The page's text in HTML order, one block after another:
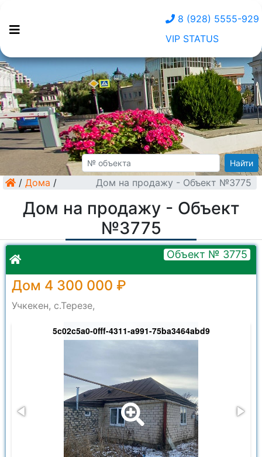
8 (928) 5555-929
VIP STATUS
Найти
/ Дома / Дом на продажу - Объект №3775
Дом на продажу - Объект
№3775
Объект № 3775
Дом 4 300 000 ₽
Учкекен, с.Терезе,
5c02c5a0-0fff-4311-a991-75ba3464abd9